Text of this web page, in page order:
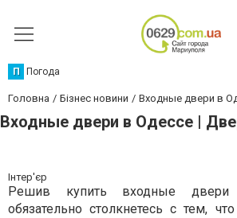
П Погода
Головна Бізнес новини Входные двери в
Входные двери в Одессе |
Інтер'єр
Решив купить входные
обязательно столкнетесь с тем,